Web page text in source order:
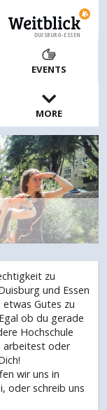
DUISBURG-ESSEN
EVENTS
MORE
zu
und Essen
Gutes zu
ob du gerade
Hochschule
arbeitest oder
wir uns in
oder schreib uns